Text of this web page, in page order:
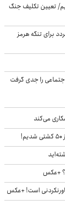
تعیین تکلیف جنگ
برای تنگه هرمز
می‌کند
+عکس
است! +عکس